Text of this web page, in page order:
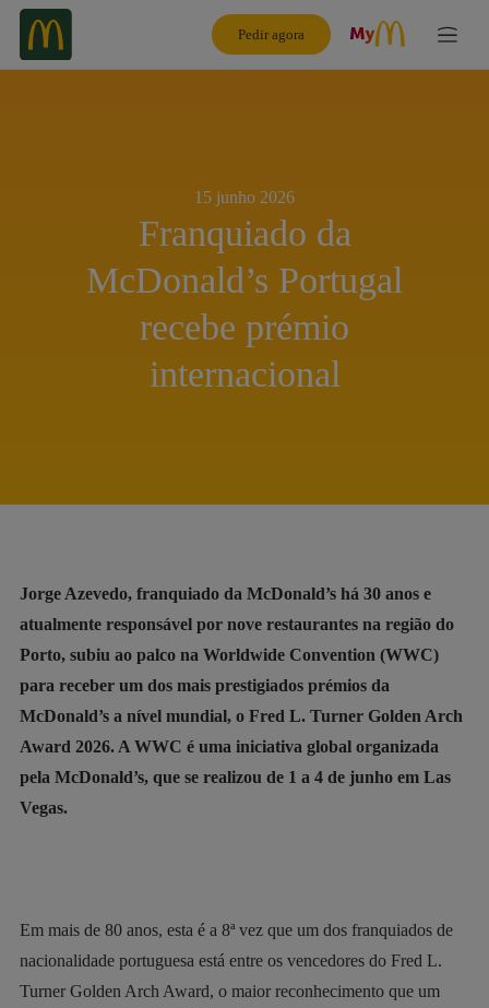
Pedir agora
15 junho 2026
Franquiado da
McDonald’s Portugal
recebe prémio
internacional
Jorge Azevedo, franquiado da McDonald’s há 30 anos e
atualmente responsável por nove restaurantes na região do
Porto, subiu ao palco na Worldwide Convention (WWC)
para receber um dos mais prestigiados prémios da
McDonald’s a nível mundial, o Fred L. Turner Golden Arch
Award 2026. A WWC é uma iniciativa global organizada
pela McDonald’s, que se realizou de 1 a 4 de junho em Las
Vegas.
Em mais de 80 anos, esta é a 8ª vez que um dos franquiados de
nacionalidade portuguesa está entre os vencedores do Fred L.
Turner Golden Arch Award, o maior reconhecimento que um